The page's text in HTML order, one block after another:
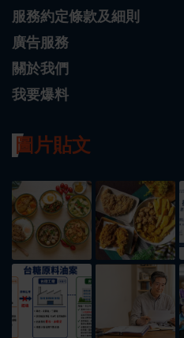
服務約定條款及細則
廣告服務
關於我們
我要爆料
圖片貼文